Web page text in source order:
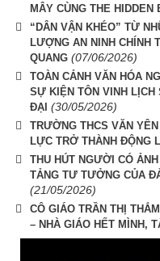
MÂY CÙNG THE HIDDEN
“DÂN VẬN KHÉO” TỪ
LƯỢNG AN NINH CHÍNH
QUANG (07/06/2026)
TOÀN CẢNH VĂN HÓA
SỰ KIỆN TÔN VINH
ĐẠI (30/05/2026)
TRƯỜNG THCS VĂN
LỰC TRỞ THÀNH ĐỘNG
THU HÚT NGƯỜI CÓ
TẢNG TƯ TƯỞNG CỦA
(21/05/2026)
CÔ GIÁO TRẦN THỊ
– NHÀ GIÁO HẾT MÌNH,